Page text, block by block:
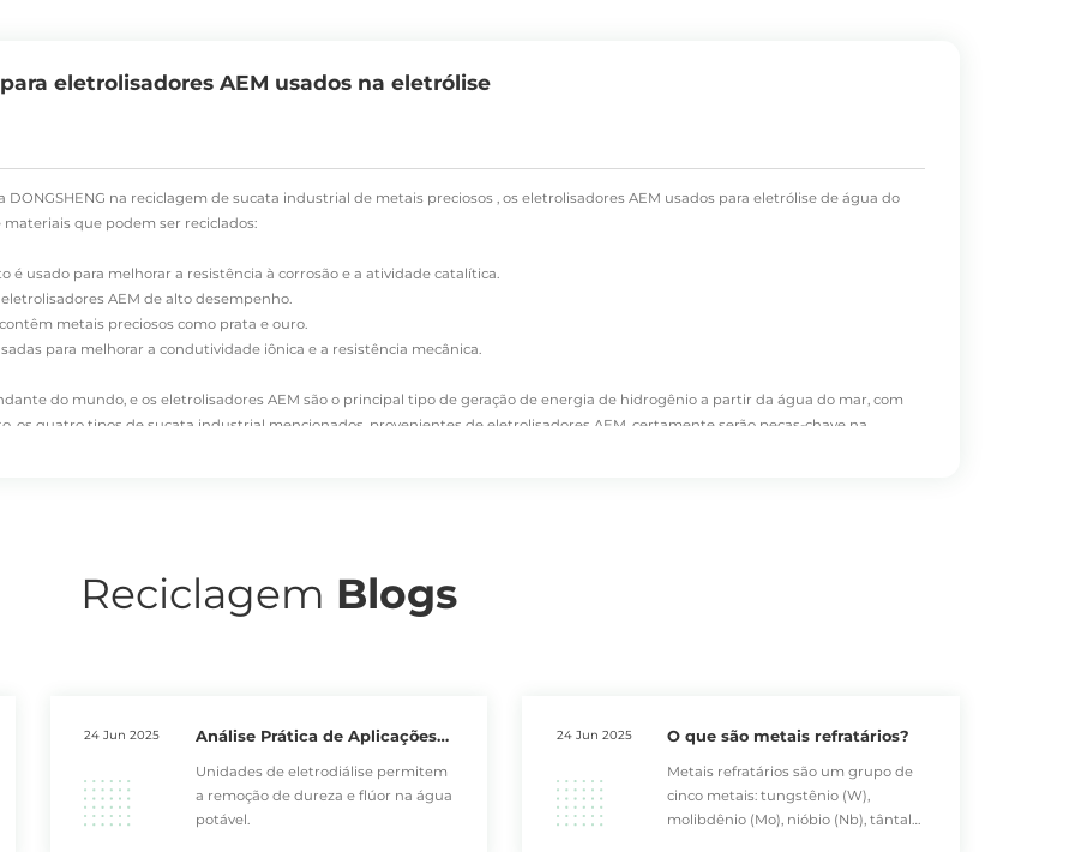
eletrolisadores AEM usados na eletrólise
DONGSHENG na reciclagem de sucata industrialde metais preciosos , os eletrolisadores AEM usados para eletrólise de água do
que podem ser reciclados:
é usado para melhorar a resistência à corrosão e a atividade catalítica.
AEM de alto desempenho.
metais preciosos como prata e ouro.
para melhorar a condutividade iônica e a resistência mecânica.
do mundo, e os eletrolisadores AEM são o principal tipo de geração de energia de hidrogênio a partir da água do mar, com
os quatro tipos de sucata industrial mencionados, provenientes de eletrolisadores AEM, certamente serão peças-chave na
Reciclagem Blogs
24 Jun 2025
Análise Prática de Aplicações
Unidades de eletrodiálise permitem
a remoção de dureza e flúor na água
potável.
24 Jun 2025 O que são metais refratários?
Metais refratários são um grupo de
cinco metais: tungstênio (W),
molibdênio (Mo), nióbio (Nb), tântalo